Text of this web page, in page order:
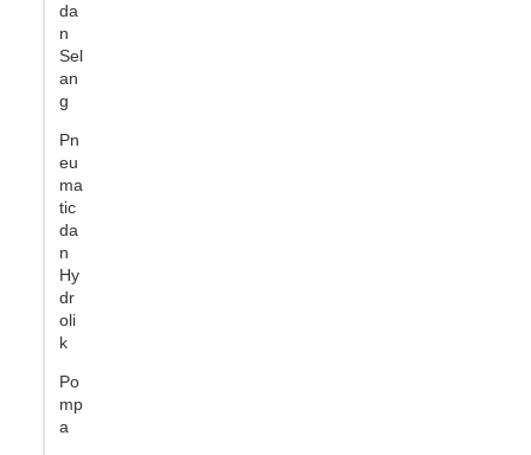
da
n
Sel
an
g
Pn
eu
ma
tic
da
n
Hy
dr
oli
k
Po
mp
a